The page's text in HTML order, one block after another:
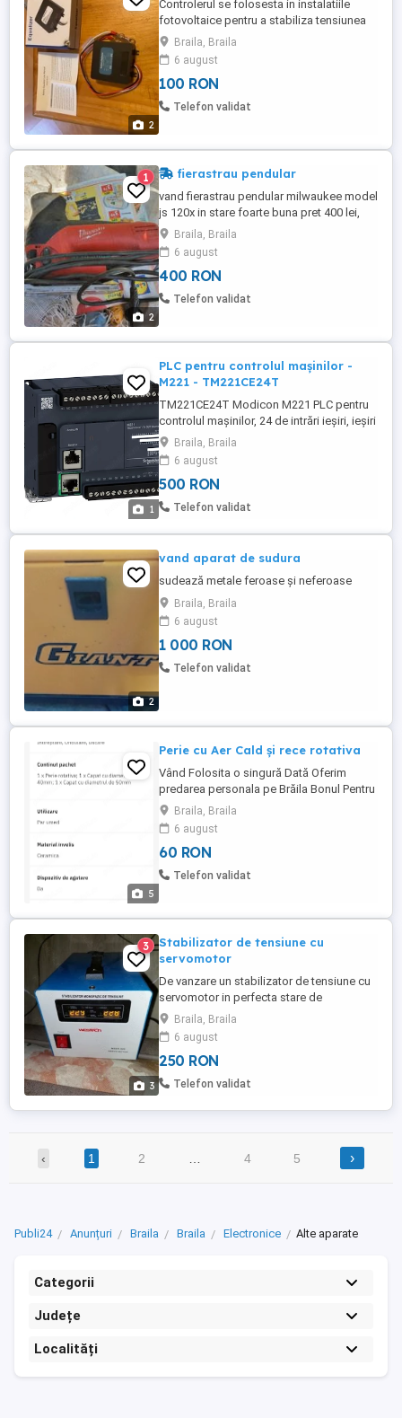
2
Controlerul se folosesta in instalatiile
fotovoltaice pentru a stabiliza tensiunea
variabila ce vine de la panourile
fotovoltaice la 12V 24V si pe care o trimite
incarcand acumulatorul de 12V sau de
24V (2x12V)
Braila, Braila
6 august
100 RON
Telefon validat
2
1 fierastrau pendular
vand fierastrau pendular milwaukee model
js 120x in stare foarte buna pret 400 lei,
trimit in tara cu verificare colet.
Braila, Braila
6 august
400 RON
Telefon validat
1
PLC pentru controlul mașinilor -
M221 - TM221CE24T
TM221CE24T Modicon M221 PLC pentru
controlul mașinilor, 24 de intrări ieșiri, ieșiri
cu tranzistor (sursă), RS232 RS485,
Ethernet Modbus TCP IP, 24 VCC
Schneider Acest controler TM221 face
parte din familia de controlere Modicon
M221. Dispune de 24 de intrări și ieșiri
Braila, Braila
6 august
500 RON
Telefon validat
2
vand aparat de sudura
sudează metale feroase și neferoase
Braila, Braila
6 august
1 000 RON
Telefon validat
5
Perie cu Aer Cald și rece rotativa
Vând Folosita o singură Dată Oferim
predarea personala pe Brăila Bonul Pentru
Garanție valabil 2 Ani Cine dorește să mă
anunțe Preț 60 RON Tel O 7 4 9 9 1 9 O O 7
Braila, Braila
6 august
60 RON
Telefon validat
3
3
Stabilizator de tensiune cu
servomotor
De vanzare un stabilizator de tensiune cu
servomotor in perfecta stare de
functionare,folosit un an la o centrala de
apartament. Ideal pentru zone cu
fluctuatie de tensiune,protejeaza
echipamente sensibile. Pret 250 lei
negociabil. Eventual schimb. Nu trimit cu
Braila, Braila
6 august
250 RON
Telefon validat
‹ 1 2 4 5 ›
Publi24 Anunțuri Braila Braila Electronice Alte aparate
Categorii
Județe
Localități